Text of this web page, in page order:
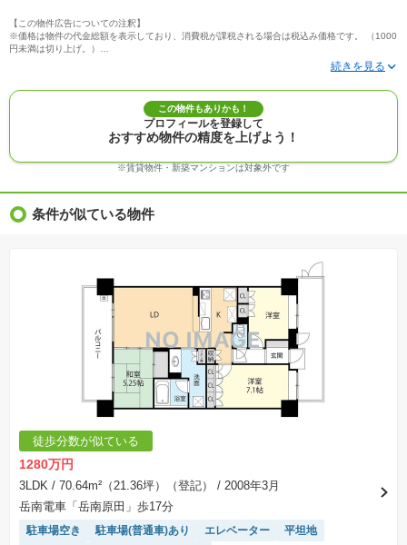
【この物件広告についての注釈】
※価格は物件の代金総額を表示しており、消費税が課税される場合は税込み価格です。 （1000
円未満は切り上げ。）
※写真に写っている、またはパース（絵）や間取り図に描かれている家具や車などは、特にコ
※建築条件付き土地価格には、建物価格は含まれません。
※物件情報は、原則として情報提供日の２日前に最終確認した情報です。
※完成予想図はいずれも外構、植栽、外観等実際のものとは多少異なることがあります。
※モデルルーム・モデルハウス・展示場・ショールームの画像の場合、今回販売の物件と異な
※ＣＧ合成の画像の場合、実際とは多少異なる場合があります。
※物件特徴：販売戸数が複数の物件は、全ての住戸に該当しない項目もあります。
※価格更新：物件価格が変更された日から１週間表示されます。
※建築条件土地の情報内に掲載されている、建物プラン例は、土地購入者の設計プランの参考
の一例であって、プランの採用可否は任意です。
※土地（建築条件なし）で「建物プラン例」が表記してある時、そのプラン例は特定の建築請
負会社によるもので、当該建築請負会社以外で建てた場合、同様のものが同価格で建てられる
とは限りません。また建築請負会社を特定するものではありません。
※建築条件付き土地とは、その土地に建築する建物の建築請負契約が、一定期間内に成立する
ことを条件として売買される土地のことをいいます。建築請負契約成立に向けて設計プランを
協議するため、土地購入者が自己の希望する建物の設計協議をするために必要な相当の期間の
交渉期間が設定され、その期間内で希望を満たすプランが実現できたかどうかにより結論を出
します。なお、この期間は概ね3ヶ月程度とされています。納得のいくプランが出来ず、建築請
負契約が成立しない場合、土地売買契約は白紙に戻り、土地契約にかかった代金（土地代金、
手付金など）は名目のいかんに関わらず、全て返却されます。
※課税対象物件の「価格」や「費用等」は消費税込みの「総額表示」で統一しています。
※「本体価格」とは、課税対象物件においては「消費税を除いた建物価格」と「土地価格」の
合計額を指します。
表示されておりません。
※取引にかかる費用：物件の契約手続き、決済、引き渡し時にかかる費用を表示しています。
不動産会社によって表記有無が異なるため、ご自身で十分な確認をしていただくようにお願い
いたします。
場合があります。
この物件もありかも！
プロフィールを登録して
おすすめ物件の精度を上げよう！
※賃貸物件・新築マンションは対象外です
条件が似ている物件
徒歩分数が似ている
1280万円
3LDK / 70.64m²（21.36坪）（登記）
/ 2008年3月
岳南電車「岳南原田」歩17分
駐車場空き 駐車場(普通車)あり エレベーター
平坦地